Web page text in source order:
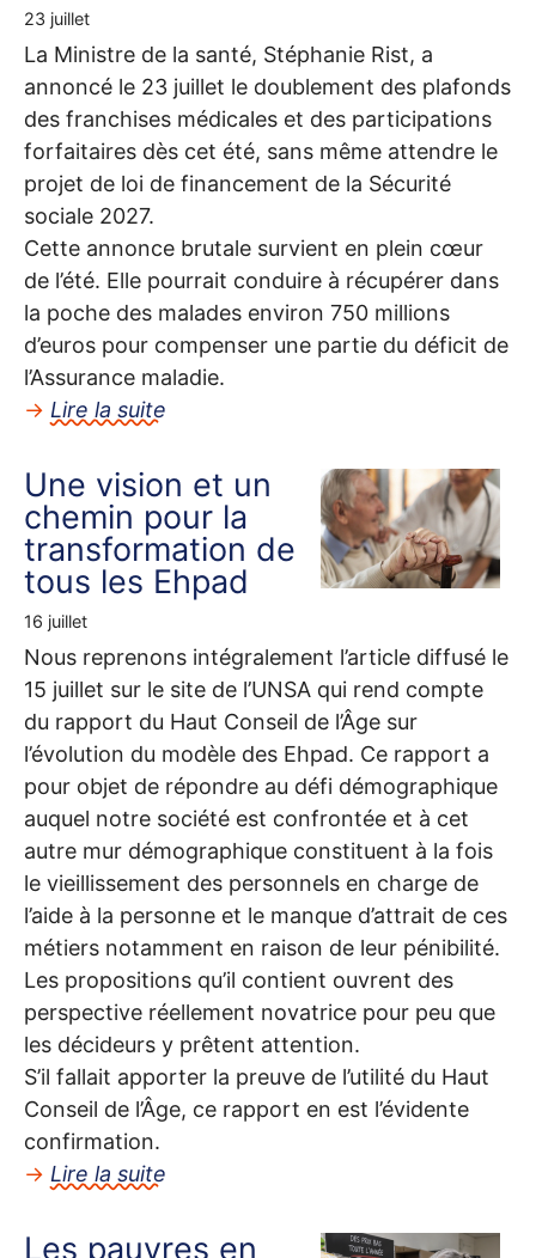
23 juillet
La Ministre de la santé, Stéphanie Rist, a
annoncé le 23 juillet le doublement des plafonds
des franchises médicales et des participations
forfaitaires dès cet été, sans même attendre le
projet de loi de financement de la Sécurité
sociale 2027.
Cette annonce brutale survient en plein cœur
de l’été. Elle pourrait conduire à récupérer dans
la poche des malades environ 750 millions
d’euros pour compenser une partie du déficit de
l’Assurance maladie.
→ Lire la suite
Une vision et un
chemin pour la
transformation de
tous les Ehpad
16 juillet
Nous reprenons intégralement l’article diffusé le
15 juillet sur le site de l’UNSA qui rend compte
du rapport du Haut Conseil de l’Âge sur
l’évolution du modèle des Ehpad. Ce rapport a
pour objet de répondre au défi démographique
auquel notre société est confrontée et à cet
autre mur démographique constituent à la fois
le vieillissement des personnels en charge de
l’aide à la personne et le manque d’attrait de ces
métiers notamment en raison de leur pénibilité.
Les propositions qu’il contient ouvrent des
perspective réellement novatrice pour peu que
les décideurs y prêtent attention.
S’il fallait apporter la preuve de l’utilité du Haut
Conseil de l’Âge, ce rapport en est l’évidente
confirmation.
→ Lire la suite
Les pauvres en